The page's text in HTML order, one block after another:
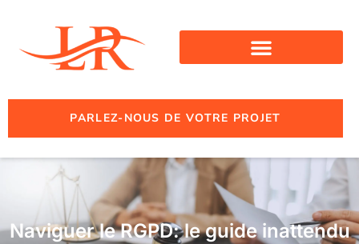
PARLEZ-NOUS DE VOTRE PROJET
Naviguer le RGPD: le guide inattendu